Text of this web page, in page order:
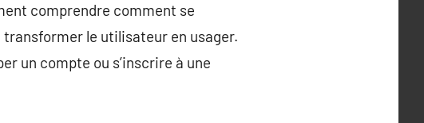
comprendre comment se
le utilisateur en usager.
un compte ou s’inscrire à une